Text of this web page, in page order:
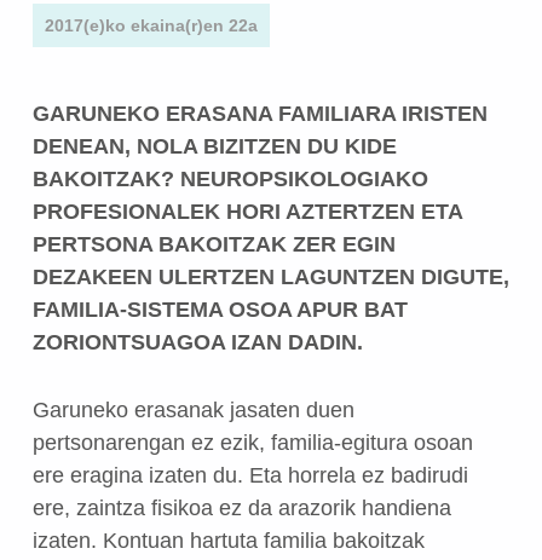
2017(e)ko ekaina(r)en 22a
GARUNEKO ERASANA FAMILIARA IRISTEN
DENEAN, NOLA BIZITZEN DU KIDE
BAKOITZAK? NEUROPSIKOLOGIAKO
PROFESIONALEK HORI AZTERTZEN ETA
PERTSONA BAKOITZAK ZER EGIN
DEZAKEEN ULERTZEN LAGUNTZEN DIGUTE,
FAMILIA-SISTEMA OSOA APUR BAT
ZORIONTSUAGOA IZAN DADIN.
Garuneko erasanak jasaten duen
pertsonarengan ez ezik, familia-egitura osoan
ere eragina izaten du. Eta horrela ez badirudi
ere, zaintza fisikoa ez da arazorik handiena
izaten. Kontuan hartuta familia bakoitzak